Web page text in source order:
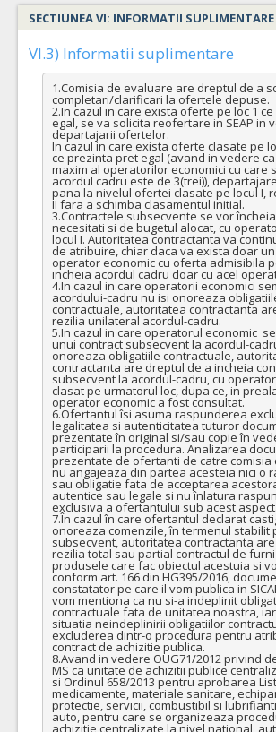
operatorilor economici sa declare utilajele
utliza in derularea contractului (conform
Da Nu
4. Seringa reperare spatiu epidural
COD CPV: 33141310-6 Seringi (Rev.2)
VALOAREA ESTIMATA FARA
TVA:
590,40 - 14.169,60 Leu
Formularul utilajelor disponibile pentru
Achizitia se refera la un proiect in care se
operatorilor economici sa declare utilajele
utliza in derularea contractului (conform
Da Nu
6. Masca de oxigen cu rezervor (LOT-
COD CPV: 33157110-9 Masca de oxigen (Rev.2)
VALOAREA ESTIMATA FARA
TVA:
9.184,50 - 220.428,00 Leu
Formularul utilajelor disponibile pentru
Achizitia se refera la un proiect in care se
operatorilor economici sa declare utilajele
utliza in derularea contractului (conform
Da Nu
23. Sonde endotraheale cu balonas din
COD CPV: 33141641-5 Sonde (Rev.2)
VALOAREA ESTIMATA FARA
TVA:
26.100,00 - 626.400,00 Leu
Formularul utilajelor disponibile pentru
Achizitia se refera la un proiect in care se
operatorilor economici sa declare utilajele
utliza in derularea contractului (conform
Da Nu
SECTIUNEA VI: INFORMATII SUPLIMENTARE
VI.3) Informatii suplimentare
1.Comisia de evaluare are dreptul de a
completari/clarificari la ofertele depuse.
2.In cazul in care exista oferte pe loc 1
egal, se va solicita reofertare in SEAP in
departajarii ofertelor.
In cazul in care exista oferte clasate pe
ce prezinta pret egal (avand in vedere
maxim al operatorilor economici cu care
acordul cadru este de 3(trei)),
pana la nivelul ofertei clasate pe locul I,
II fara a schimba clasamentul initial.
3.Contractele subsecvente se vor
necesitati si de bugetul alocat, cu
locul I. Autoritatea contractanta va
de atribuire, chiar daca va exista doar
operator economic cu oferta admisibila
incheia acordul cadru doar cu acel
4.In cazul in care operatorii economici
acordului-cadru nu isi onoreaza
contractuale, autoritatea contractanta
rezilia unilateral acordul-cadru.
5.In cazul in care operatorul economic
unui contract subsecvent la acordul-
onoreaza obligatiile contractuale,
contractanta are dreptul de a incheia
subsecvent la acordul-cadru, cu
clasat pe urmatorul loc, dupa ce, in
operator economic a fost consultat.
6.Ofertantul îsi asuma raspunderea
legalitatea si autenticitatea tuturor
prezentate în original si/sau copie în
participarii la procedura. Analizarea
prezentate de ofertanti de catre comisia
nu angajeaza din partea acesteia nici o
sau obligatie fata de acceptarea
autentice sau legale si nu înlatura
exclusiva a ofertantului sub acest aspect.
7.În cazul în care ofertantul declarat
onoreaza comenzile, în termenul stabilit
subsecvent, autoritatea contractanta
rezilia total sau partial contractul de
produsele care fac obiectul acestuia si
conform art. 166 din HG395/2016,
constatator pe care il vom publica in
vom mentiona ca nu si-a indeplinit
contractuale fata de unitatea noastra,
situatia neindeplinirii obligatiilor
excluderea dintr-o procedura pentru
contract de achizitie publica.
8.Avand in vedere OUG71/2012 privind
MS ca unitate de achizitii publice
si Ordinul 658/2013 pentru aprobarea
medicamente, materiale sanitare,
protectie, servicii, combustibil si
auto, pentru care se organizeaza
achizitie centralizate la nivel national,